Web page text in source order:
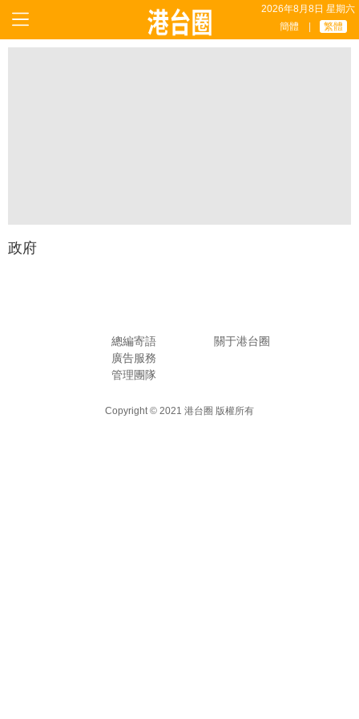
2026年8月8日 星期六
簡體
繁體
政府
關于港台圈
總編寄語
廣告服務
管理團隊
Copyright © 2021 港台圈 版權所有